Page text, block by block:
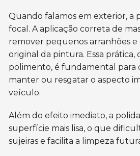
Quando falamos em exterior, a
focal. A aplicação correta de
remover pequenos arranhões
original da pintura. Essa prática,
polimento, é fundamental para
manter ou resgatar o aspecto
veículo.
Além do efeito imediato, a
superfície mais lisa, o que
sujeiras e facilita a limpeza